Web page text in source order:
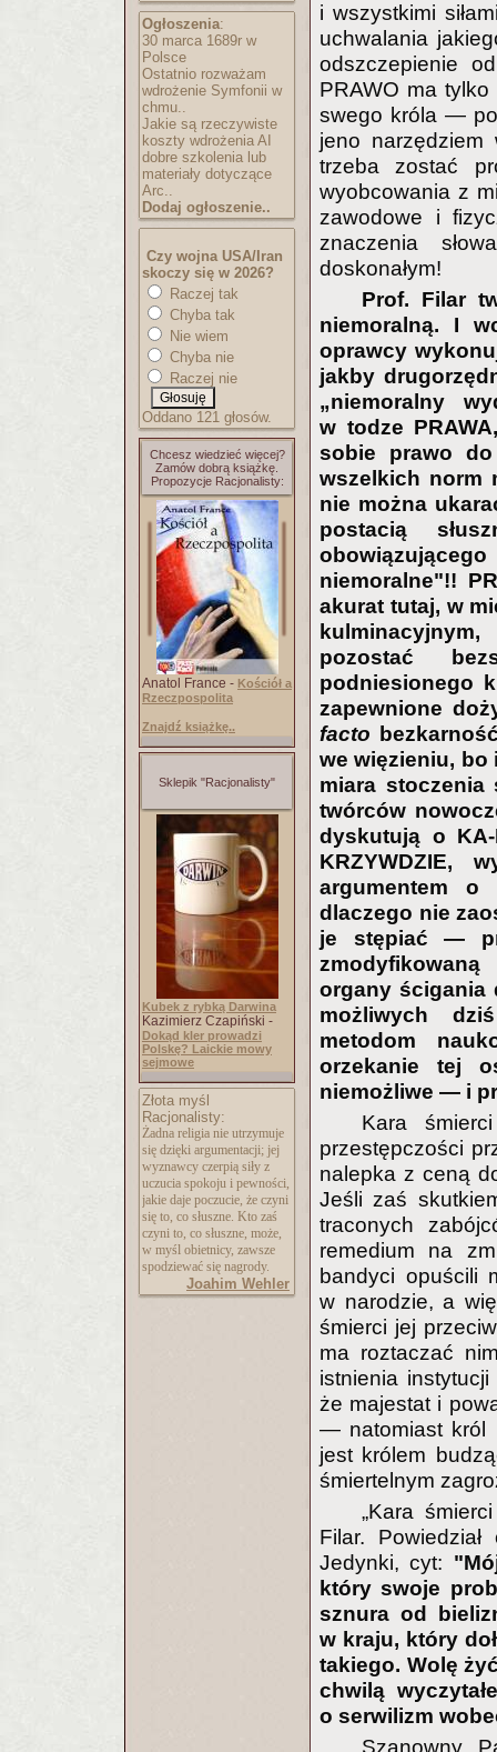
Ogłoszenia:
30 marca 1689r w
Polsce
Ostatnio rozważam
wdrożenie Symfonii w
chmu..
Jakie są rzeczywiste
koszty wdrożenia AI
dobre szkolenia lub
materiały dotyczące
Arc..
Dodaj ogłoszenie..
Czy wojna USA/Iran
skoczy się w 2026?
Raczej tak
Chyba tak
Nie wiem
Chyba nie
Raczej nie
Oddano 121 głosów.
Chcesz wiedzieć więcej?
Zamów dobrą książkę.
Propozycje Racjonalisty:
Anatol France - Kościół a
Rzeczpospolita
Znajdź książkę..
Sklepik "Racjonalisty"
Kubek z rybką Darwina
Kazimierz Czapiński -
Dokąd kler prowadzi
Polskę? Laickie mowy
sejmowe
Złota myśl
Racjonalisty:
Żadna religia nie utrzymuje
się dzięki argumentacji; jej
wyznawcy czerpią siły z
uczucia spokoju i pewności,
jakie daje poczucie, że czyni
się to, co słuszne. Kto zaś
czyni to, co słuszne, może,
w myśl obietnicy, zawsze
spodziewać się nagrody.
Joahim Wehler
i wszystkimi
uchwalania
odszczepienie
PRAWO ma
swego króla —
jeno narzędziem
trzeba zostać
wyobcowania z
zawodowe i
znaczenia
doskonałym!
Prof. Filar
niemoralną. I
oprawcy
jakby
„niemoralny
w todze
sobie prawo
wszelkich norm
nie można
postacią
niemoralne"!!
akurat tutaj, w
pozostać
podniesionego
zapewnione
facto
we więzieniu, bo
miara stoczenia
twórców
dyskutują o
KRZYWDZIE,
argumentem o
dlaczego nie
je stępiać —
organy
możliwych
metodom
orzekanie tej
niemożliwe — i
Kara
przestępczości
nalepka z ceną
Jeśli zaś
traconych
remedium na
bandyci opuścili
w narodzie, a
śmierci jej
ma roztaczać
istnienia
że majestat i
— natomiast król
jest królem
śmiertelnym
„Kara
Filar.
Jedynki, cyt:
który swoje
sznura od
w kraju, który
takiego. Wolę
chwilą
o serwilizm
Szanowny